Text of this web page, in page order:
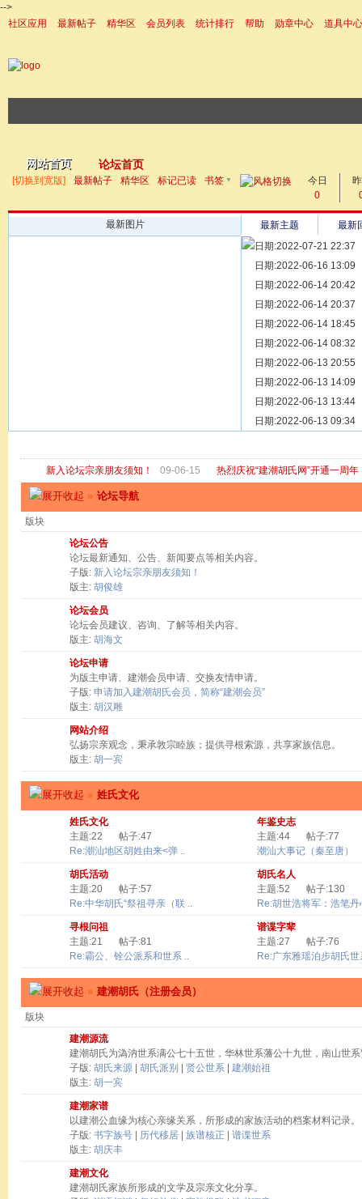
-->
社区应用
最新帖子 精华区 会员列表 统计排行 帮助 勋章中心
道具中心
网站首页 论坛首页
帖子
[切换到宽版] 最新帖子 精华区 标记已读 书签 ▼
今日
0
最新图片 最新主题
最新
日期:2022-07-21 22:37
[ 宗亲新闻 ] 同为宗亲，
日期:2022-06-16 13:09
[ 族谱知识 ] 漫话辈份
日期:2022-06-14 20:42
[ 族谱知识 ] 修族谱的用
日期:2022-06-14 20:37
[ 族谱知识 ] 一元等于多
日期:2022-06-14 18:45
[ 散文随笔 ] 写给远在天
日期:2022-06-14 08:32
[ 宗亲新闻 ] 关于“金鸡落
日期:2022-06-13 20:55
[ 庙堂宗祠 ] 洽礼祖祠
日期:2022-06-13 14:09
[ 庙堂宗祠 ] 京华胡氏二
日期:2022-06-13 13:44
[ 庙堂宗祠 ] 祖祠、家庙
日期:2022-06-13 09:34
新入论坛宗亲朋友须知！ 09-06-15 热烈庆祝“建潮胡氏网”开通一周年
» 论坛导航
版块
论坛公告
论坛最新通知、公告、新闻要点等相关内容。
子版: 新入论坛宗亲朋友须知！
版主: 胡俊雄
论坛会员
论坛会员建议、咨询、了解等相关内容。
版主: 胡海文
论坛申请
为版主申请、建潮会员申请、交换友情申请。
子版: 申请加入建潮胡氏会员，简称“建潮会员”
版主: 胡汉雕
网站介绍
弘扬宗亲观念，秉承敦宗睦族；提供寻根索源，共享家族信息。
版主: 胡一宾
» 姓氏文化
姓氏文化
主题:22
帖子:47
Re:潮汕地区胡姓由来<弹 ..
年鉴史志
主题:44
帖子:77
潮汕大事记（秦至唐）
胡氏活动
主题:20
帖子:57
Re:中华胡氏“祭祖寻亲（联 ..
胡氏名人
主题:52
帖子:130
Re:胡世浩将军：浩笔丹
寻根问祖
主题:21
帖子:81
Re:霸公、铨公派系和世系 ..
谱谍字辈
主题:27
帖子:76
Re:广东雅瑶泊步胡氏世
» 建潮胡氏（注册会员）
版块
建潮源流
建潮胡氏为溈汭世系满公七十五世，华林世系藩公十九世，南山世
子版: 胡氏来源 胡氏派别 贤公世系
建潮始祖
版主: 胡一宾
建潮家谱
以建潮公血缘为核心亲缘关系，所形成的家族活动的档案材料记录。
子版: 书字族号 历代移居 族谱核正
谱谍世系
版主: 胡庆丰
建潮文化
建潮胡氏家族所形成的文学及宗亲文化分享。